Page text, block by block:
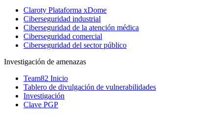
Claroty Plataforma xDome
Ciberseguridad industrial
Ciberseguridad de la atención médica
Ciberseguridad comercial
Ciberseguridad del sector público
Investigación de amenazas
Team82 Inicio
Tablero de divulgación de vulnerabilidades
Investigación
Clave PGP